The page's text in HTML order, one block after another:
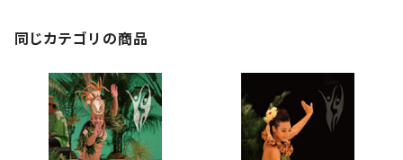
同じカテゴリの商品